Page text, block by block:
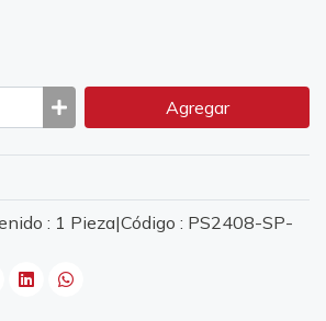
Agregar
: 1 Pieza|Código : PS2408-SP-